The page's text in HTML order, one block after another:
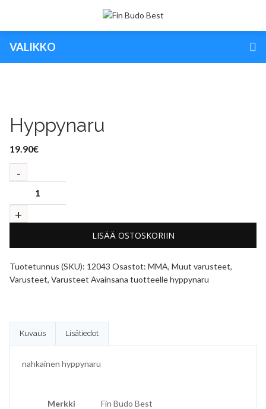
VALIKKO
Hyppynaru
19.90€
LISÄÄ OSTOSKORIIN
Tuotetunnus (SKU): 12043 Osastot: MMA, Muut varusteet,
Varusteet, Varusteet Avainsana tuotteellehyppynaru
Kuvaus Lisätiedot
nahkainen hyppynaru
Merkki Fin Budo Best